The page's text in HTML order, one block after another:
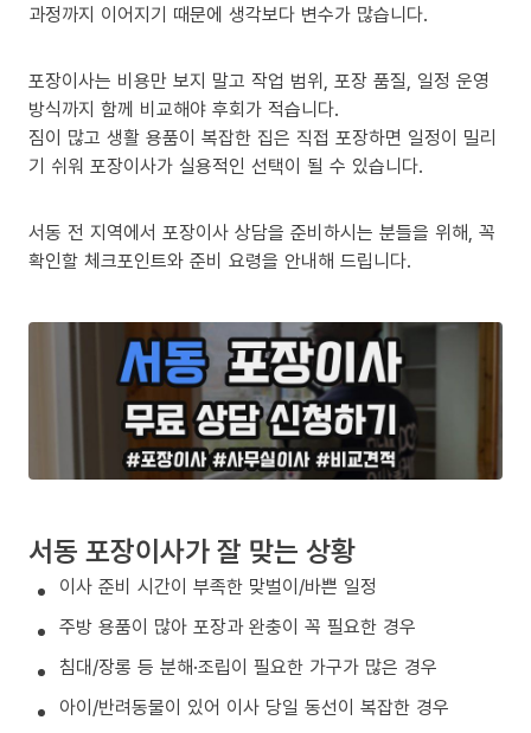
과정까지 이어지기 때문에 생각보다 변수가 많습니다.
포장이사는 비용만 보지 말고 작업 범위, 포장 품질, 일정 운영
방식까지 함께 비교해야 후회가 적습니다.
짐이 많고 생활 용품이 복잡한 집은 직접 포장하면 일정이 밀리
기 쉬워 포장이사가 실용적인 선택이 될 수 있습니다.
서동 전 지역에서 포장이사 상담을 준비하시는 분들을 위해, 꼭
확인할 체크포인트와 준비 요령을 안내해 드립니다.
서동 포장이사가 잘 맞는 상황
이사 준비 시간이 부족한 맞벌이/바쁜 일정
주방 용품이 많아 포장과 완충이 꼭 필요한 경우
침대/장롱 등 분해·조립이 필요한 가구가 많은 경우
아이/반려동물이 있어 이사 당일 동선이 복잡한 경우